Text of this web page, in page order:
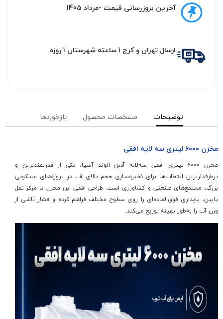
آخرین بروزرسانی قیمت -مرداد 1405
ارسال تهران و کرج 1 ساعته شهرستان 1 روزه
توضیحات مشخصات محصول بازخوردها
مخزن ۶۰۰۰ لیتری سه لایه افقی
مخزن ۶۰۰۰ لیتری افقی سه‌لایه آذین الوند آسیا، یکی از قدرتمندترین و
پرطرفدارترین انتخاب‌ها برای ذخیره‌سازی حجم بالای آب در پروژه‌های مسکونی
بزرگ، مجتمع‌های صنعتی و کشاورزی است. طراحی افقی این مخزن با مرکز ثقل
پایین، پایداری فوق‌العاده‌ای را روی سطوح مختلف فراهم کرده و فشار ناشی از
وزن آب را به‌طور بهینه توزیع می‌کند.